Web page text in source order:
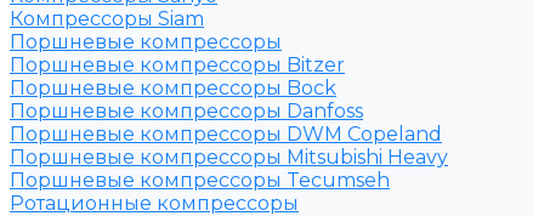
Компрессоры Siam
Поршневые компрессоры
Поршневые компрессоры Bitzer
Поршневые компрессоры Bock
Поршневые компрессоры Danfoss
Поршневые компрессоры DWM Copeland
Поршневые компрессоры Mitsubishi Heavy
Поршневые компрессоры Tecumseh
Ротационные компрессоры